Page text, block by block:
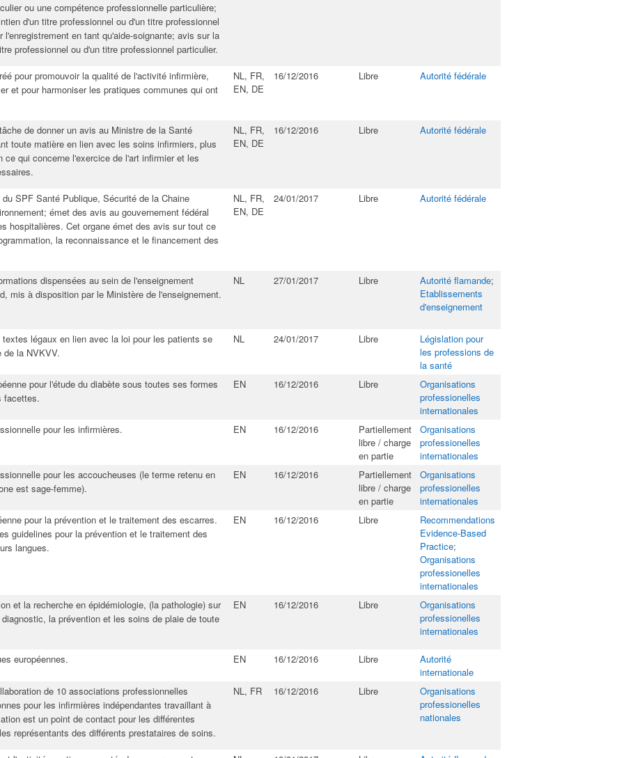
ou une compétence professionnelle particulière;
d'un titre professionnel ou d'un titre professionnel
l'enregistrement en tant qu'aide-soignante; avis sur la
professionnel ou d'un titre professionnel particulier.
pour promouvoir la qualité de l'activité infirmière,
et pour harmoniser les pratiques communes qui ont
NL, FR,
EN, DE
16/12/2016 Libre Autorité fédérale
de donner un avis au Ministre de la Santé
toute matière en lien avec les soins infirmiers, plus
ce qui concerne l'exercice de l'art infirmier et les
NL, FR,
EN, DE
16/12/2016 Libre Autorité fédérale
SPF Santé Publique, Sécurité de la Chaine
émet des avis au gouvernement fédéral
hospitalières. Cet organe émet des avis sur tout ce
la reconnaissance et le financement des
NL, FR,
EN, DE
24/01/2017 Libre Autorité fédérale
dispensées au sein de l'enseignement
mis à disposition par le Ministère de l'enseignement​.
NL 27/01/2017 Libre Autorité flamande;
Etablissements
d'enseignement
légaux en lien avec la loi pour les patients se
de la NVKVV​.
NL 24/01/2017 Libre
Législation pour
les professions de
la santé
pour l'étude du diabète sous toutes ses formes
facettes​.
EN 16/12/2016 Libre
Organisations
professionelles
internationales
pour les infirmières.
EN 16/12/2016
Partiellement
libre / charge
en partie
Organisations
professionelles
internationales
pour les accoucheuses (le terme retenu en
est sage-femme)​.
EN 16/12/2016
Partiellement
libre / charge
en partie
Organisations
professionelles
internationales
pour la prévention et le traitement des escarres.
guidelines pour la prévention et le traitement des
langues.
EN 16/12/2016 Libre
Recommendations
Evidence-Based
Practice;
Organisations
professionelles
internationales
et la recherche en épidémiologie, (la pathologie) sur
la prévention et les soins de plaie de toute
EN 16/12/2016 Libre
Organisations
professionelles
internationales
européennes​. EN 16/12/2016 Libre
Autorité
internationale
de 10 associations professionnelles
pour les infirmières indépendantes travaillant à
est un point de contact pour les différentes
représentants des différents prestataires de soins.
NL, FR 16/12/2016 Libre
Organisations
professionelles
nationales